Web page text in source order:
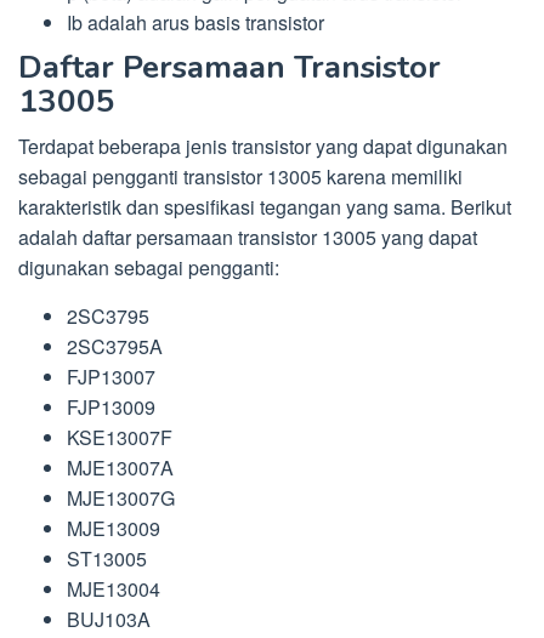
Ib adalah arus basis transistor
Daftar Persamaan Transistor
13005
Terdapat beberapa jenis transistor yang dapat digunakan
sebagai pengganti transistor 13005 karena memiliki
karakteristik dan spesifikasi tegangan yang sama. Berikut
adalah daftar persamaan transistor 13005 yang dapat
digunakan sebagai pengganti:
2SC3795
2SC3795A
FJP13007
FJP13009
KSE13007F
MJE13007A
MJE13007G
MJE13009
ST13005
MJE13004
BUJ103A